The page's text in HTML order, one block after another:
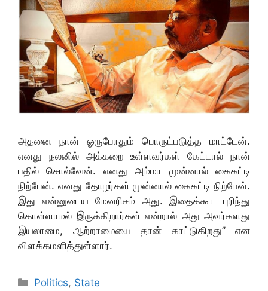
அதனை நான் ஓருபோதும் பொருட்படுத்த மாட்டேன்.
எனது நலனில் அக்கறை உள்ளவர்கள் கேட்டால் நான்
பதில் சொல்வேன். எனது அம்மா முன்னால் கைகட்டி
நிற்பேன். எனது தோழர்கள் முன்னால் கைகட்டி நிற்பேன்.
இது என்னுடைய மேனரிசம் அது. இதைக்கூட புரிந்து
கொள்ளாமல் இருக்கிறார்கள் என்றால் அது அவர்களது
இயலாமை, ஆற்றாமையை தான் காட்டுகிறது’’ என
விளக்கமளித்துள்ளார்.
Categories
Politics, State